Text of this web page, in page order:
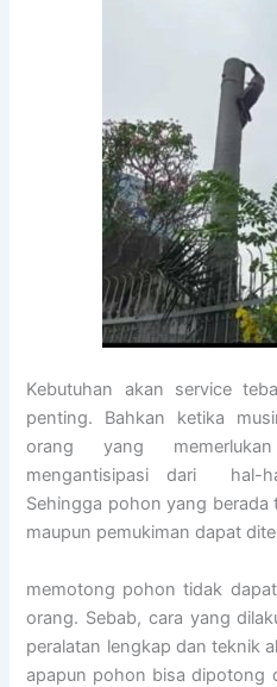
Kebutuhan akan service
penting. Bahkan ketika
orang yang
mengantisipasi dari hal-
Sehingga pohon yang berada
maupun pemukiman dapat
memotong pohon tidak
orang. Sebab, cara yang
peralatan lengkap dan teknik
apapun pohon bisa dipotong